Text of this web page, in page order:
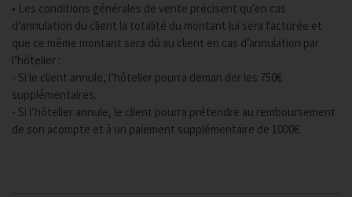
• Les conditions générales de vente précisent qu’en cas
d’annulation du client la totalité du montant lui sera facturée et
que ce même montant sera dû au client en cas d’annulation par
l’hôtelier :
- Si le client annule, l’hôtelier pourra deman der les 750€
supplémentaires.
- Si l’hôtelier annule, le client pourra prétendre au remboursement
de son acompte et à un paiement supplémentaire de 1000€.